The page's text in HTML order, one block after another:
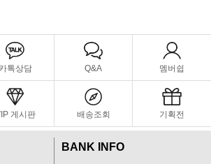
카톡상담 Q&A 멤버쉽
게시판 배송조회 기획전
BANK INFO